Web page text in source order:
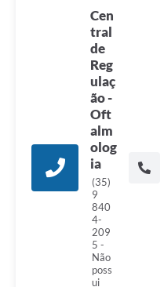
Cen
tral
de
Reg
ulaç
ão -
Oft
alm
olog
ia
(35)
9
840
4-
209
5 -
Não
poss
ui